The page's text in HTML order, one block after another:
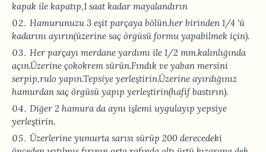
kapak ile kapatıp,1 saat kadar mayalandırın
Hamurunuzu 3 eşit parçaya bölün.her birinden 1/4 ‘ü
kadarını ayırın(üzerine saç örgüsü formu yapabilmek için).
Her parçayı merdane yardımı ile 1/2 mm.kalınlığında
açın.Üzerine çokokrem sürün.Fındık ve yaban mersini
serpip,rulo yapın.Tepsiye yerleştirin.Üzerine ayırdığınız
hamurdan saç örgüsü yapıp yerleştirin(hafif bastırın).
Diğer 2 hamura da aynı işlemi uygulayıp yepsiye
yerleştirin.
Üzerlerine yumurta sarısı sürüp 200 derecedeki